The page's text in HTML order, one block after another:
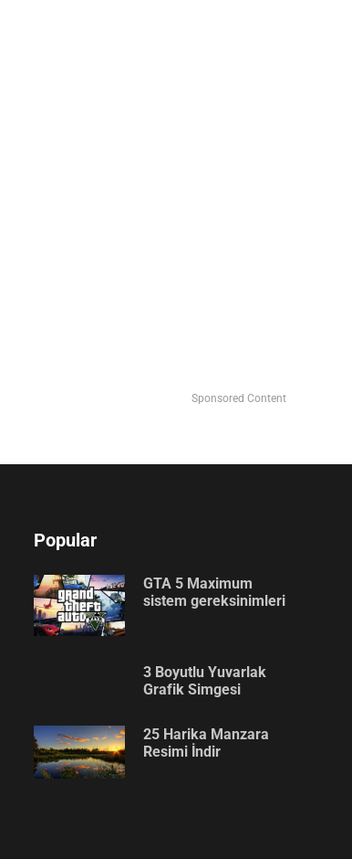
Sponsored Content
Popular
GTA 5 Maximum
sistem gereksinimleri
3 Boyutlu Yuvarlak
Grafik Simgesi
25 Harika Manzara
Resimi İndir